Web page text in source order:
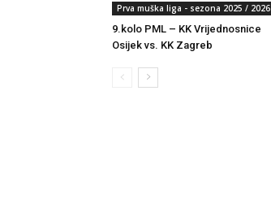
Prva muška liga - sezona 2025 / 2026
9.kolo PML – KK Vrijednosnice
Osijek vs. KK Zagreb